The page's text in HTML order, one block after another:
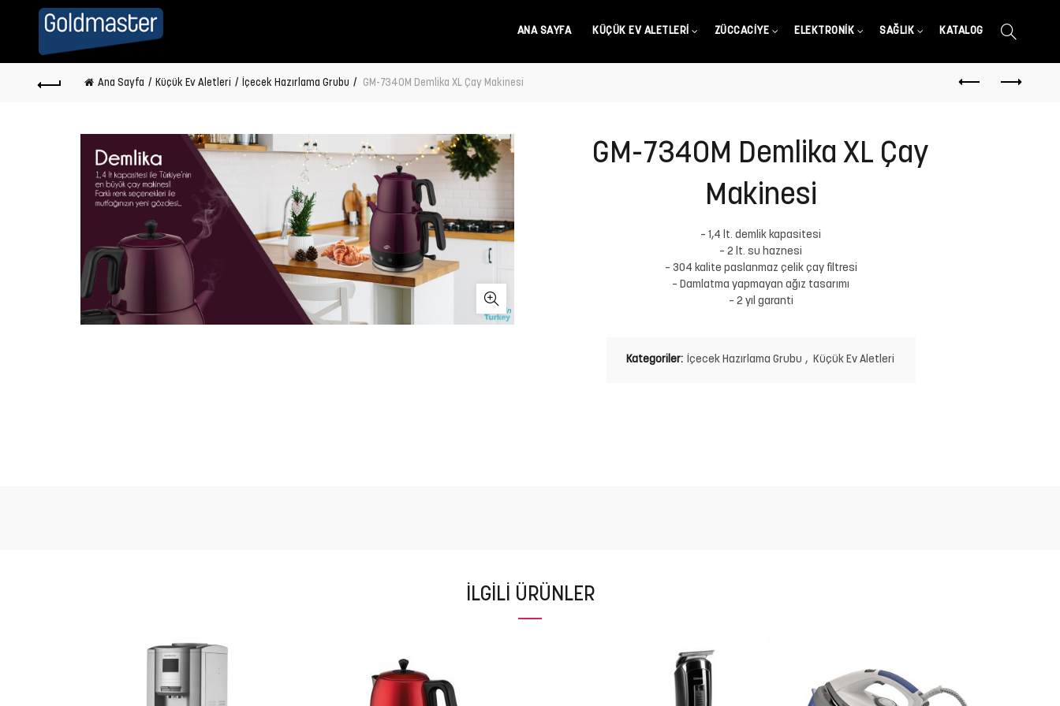
ANA SAYFA KÜÇÜK EV ALETLERI ZÜCCACIYE ELEKTRONIK SAĞLIK KATALOG
Ana Sayfa Küçük Ev Aletleri İçecek Hazırlama Grubu GM-7340M Demlika XL Çay Makinesi
GM-7340M Demlika XL Çay
Makinesi
– 1,4 lt. demlik kapasitesi
– 2 lt. su haznesi
– 304 kalite paslanmaz çelik çay filtresi
– Damlatma yapmayan ağız tasarımı
– 2 yıl garanti
Kategoriler: İçecek Hazırlama Grubu , Küçük Ev Aletleri
İLGILI ÜRÜNLER